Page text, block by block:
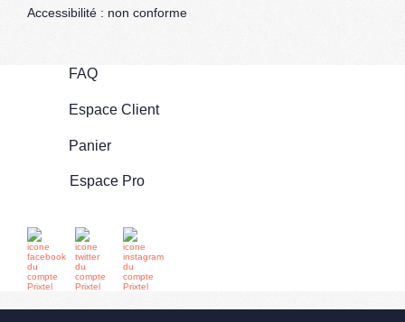
Accessibilité : non conforme
FAQ
Espace Client
Panier
Espace Pro